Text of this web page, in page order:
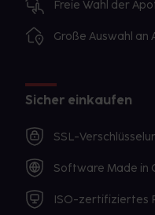
Freie Wahl der
Große Auswahl an
Sicher einkaufen
SSL-
Software Made in
ISO-zertifiziertes